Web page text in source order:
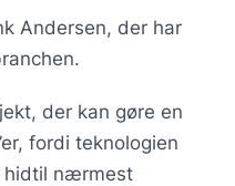
Andersen, der har
der kan gøre en
fordi teknologien
hidtil nærmest